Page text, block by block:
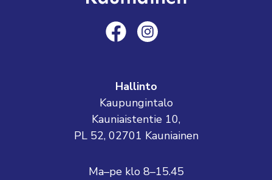
Hallinto
Kaupungintalo
Kauniaistentie 10,
PL 52, 02701 Kauniainen
Ma–pe klo 8–15.45